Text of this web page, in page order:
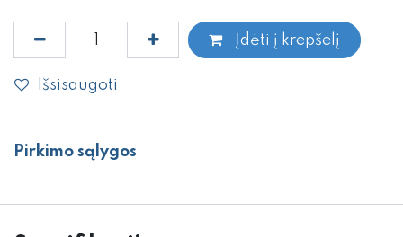
Įdėti į krepšelį
Išsisaugoti
Pirkimo sąlygos